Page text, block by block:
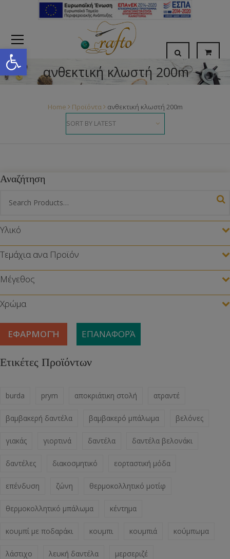
Open toolbar
ανθεκτική κλωστή 200m
Home Προϊόντα ανθεκτική κλωστή 200m
Αναζήτηση
Υλικό
Τεμάχια ανα Προϊόν
Μέγεθος
Χρώμα
ΕΦΑΡΜΟΓΉ ΕΠΑΝΑΦΟΡΆ
Ετικέτες Προϊόντων
burda prym αποκριάτικη στολή ατραντέ
βαμβακερή δαντέλα βαμβακερό μπάλωμα βελόνες
γιακάς γιορτινά δαντέλα δαντέλα βελονάκι
δαντέλες διακοσμητικό εορταστική μόδα
επένδυση ζώνη θερμοκολλητικό μοτίφ
θερμοκολλητικό μπάλωμα κέντημα
κουμπί με ποδαράκι κουμπι κουμπιά κούμπωμα
λάστιχο λευκή δαντέλα μερσεριζέ